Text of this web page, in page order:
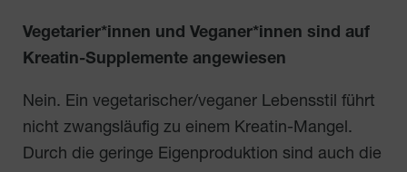
Vegetarier*innen und Veganer*innen sind auf
Kreatin-Supplemente angewiesen
Nein. Ein vegetarischer/veganer Lebensstil führt
nicht zwangsläufig zu einem Kreatin-Mangel.
Durch die geringe Eigenproduktion sind auch die